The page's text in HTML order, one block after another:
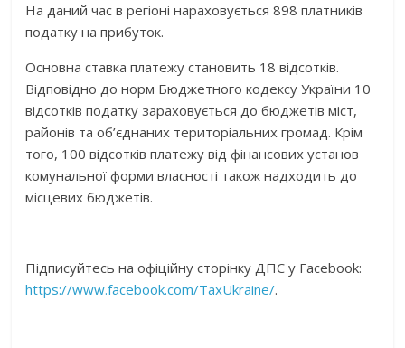
На даний час в регіоні нараховується 898 платників
податку на прибуток.
Основна ставка платежу становить 18 відсотків.
Відповідно до норм Бюджетного кодексу України 10
відсотків податку зараховується до бюджетів міст,
районів та об’єднаних територіальних громад. Крім
того, 100 відсотків платежу від фінансових установ
комунальної форми власності також надходить до
місцевих бюджетів.
Підписуйтесь на офіційну сторінку ДПС у Facebook:
https://www.facebook.com/TaxUkraine/.